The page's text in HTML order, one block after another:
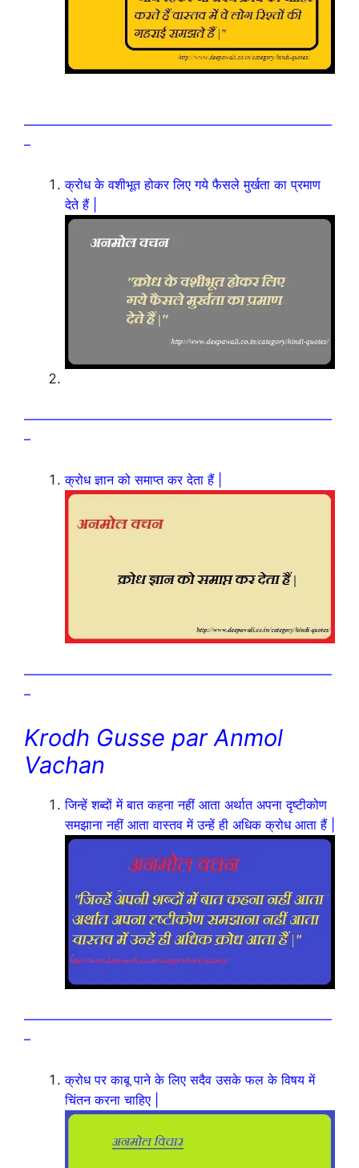
————————————————————————
–
क्रोध के वशीभूत होकर लिए गये फैसले मुर्खता का प्रमाण
देते हैं |
————————————————————————
–
क्रोध ज्ञान को समाप्त कर देता हैं |
————————————————————————
–
Krodh Gusse par Anmol
Vachan
जिन्हें शब्दों में बात कहना नहीं आता अर्थात अपना दृष्टीकोण
समझाना नहीं आता वास्तव में उन्हें ही अधिक क्रोध आता हैं |
————————————————————————
–
क्रोध पर काबू पाने के लिए सदैव उसके फल के विषय में
चिंतन करना चाहिए |